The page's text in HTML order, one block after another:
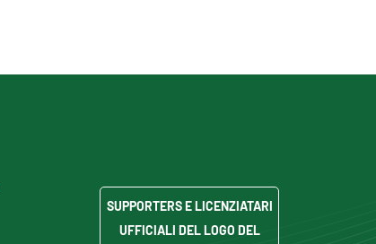
SUPPORTERS E LICENZIATARI
UFFICIALI DEL LOGO DEL